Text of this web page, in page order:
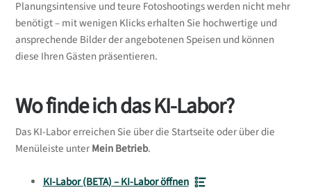
Planungsintensive und teure Fotoshootings werden nicht mehr
benötigt – mit wenigen Klicks erhalten Sie hochwertige und
ansprechende Bilder der angebotenen Speisen und können
diese Ihren Gästen präsentieren.
Wo finde ich das KI-Labor?
Das KI-Labor erreichen Sie über die Startseite oder über die
Menüleiste unterMein Betrieb.
KI-Labor (BETA) – KI-Labor öffnen